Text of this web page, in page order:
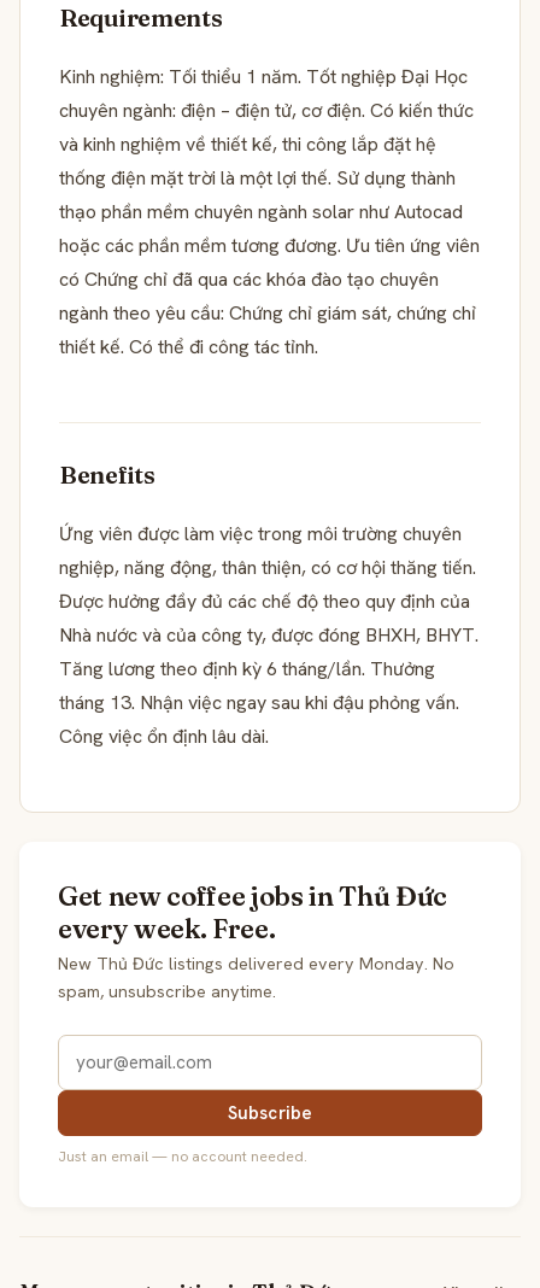
Requirements
Kinh nghiệm: Tối thiểu 1 năm. Tốt nghiệp Đại Học
chuyên ngành: điện – điện tử, cơ điện. Có kiến thức
và kinh nghiệm về thiết kế, thi công lắp đặt hệ
thống điện mặt trời là một lợi thế. Sử dụng thành
thạo phần mềm chuyên ngành solar như Autocad
hoặc các phần mềm tương đương. Ưu tiên ứng viên
có Chứng chỉ đã qua các khóa đào tạo chuyên
ngành theo yêu cầu: Chứng chỉ giám sát, chứng chỉ
thiết kế. Có thể đi công tác tỉnh.
Benefits
Ứng viên được làm việc trong môi trường chuyên
nghiệp, năng động, thân thiện, có cơ hội thăng tiến.
Được hưởng đầy đủ các chế độ theo quy định của
Nhà nước và của công ty, được đóng BHXH, BHYT.
Tăng lương theo định kỳ 6 tháng/lần. Thưởng
tháng 13. Nhận việc ngay sau khi đậu phỏng vấn.
Công việc ổn định lâu dài.
Get new coffee jobs in Thủ Đức
every week. Free.
New Thủ Đức listings delivered every Monday. No
spam, unsubscribe anytime.
Subscribe
Just an email — no account needed.